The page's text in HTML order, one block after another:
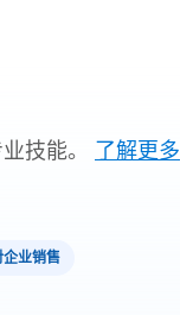
技能。 了解更多
业销售